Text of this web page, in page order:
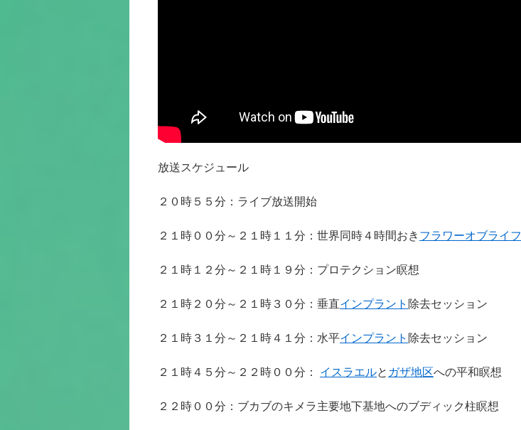
放送スケジュール
２０時５５分：ライブ放送開始
２１時００分～２１時１１分：世界同時４時間おきフラワーオブライフ
２１時１２分～２１時１９分：プロテクション瞑想
２１時２０分～２１時３０分：垂直インプラント除去セッション
２１時３１分～２１時４１分：水平インプラント除去セッション
２１時４５分～２２時００分： イスラエルと ガザ地区への平和瞑想
２２時００分：ブカブのキメラ主要地下基地へのブディック柱瞑想